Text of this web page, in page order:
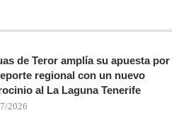
de Teror amplía su apuesta por
regional con un nuevo
al La Laguna Tenerife
2026